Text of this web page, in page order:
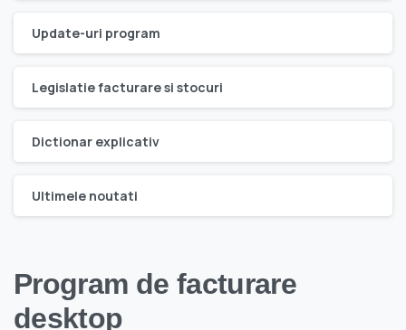
Update-uri program
Legislatie facturare si stocuri
Dictionar explicativ
Ultimele noutati
Program de facturare
desktop